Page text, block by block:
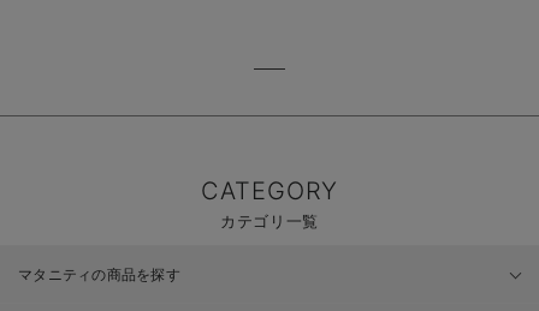
CATEGORY
カテゴリ一覧
マタニティの商品を探す